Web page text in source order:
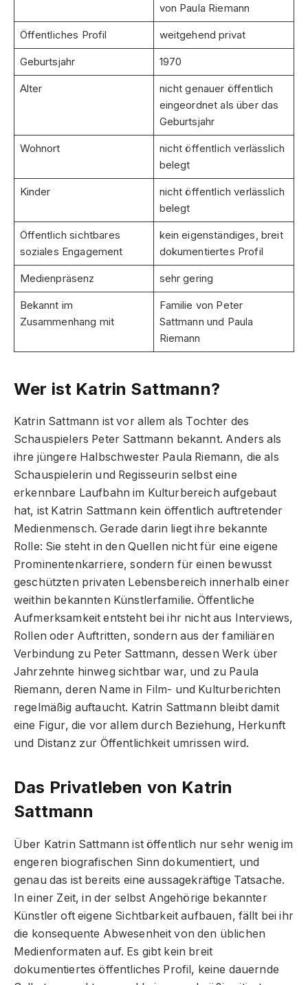
von Paula Riemann
Öffentliches Profil weitgehend privat
Geburtsjahr 1970
Alter
nicht genauer öffentlich
eingeordnet als über das
Geburtsjahr
Wohnort
nicht öffentlich verlässlich
belegt
Kinder
nicht öffentlich verlässlich
belegt
Öffentlich sichtbares
soziales Engagement
kein eigenständiges, breit
dokumentiertes Profil
Medienpräsenz sehr gering
Bekannt im
Zusammenhang mit
Familie von Peter
Sattmann und Paula
Riemann
Wer ist Katrin Sattmann?
Katrin Sattmann ist vor allem als Tochter des
Schauspielers Peter Sattmann bekannt. Anders als
ihre jüngere Halbschwester Paula Riemann, die als
Schauspielerin und Regisseurin selbst eine
erkennbare Laufbahn im Kulturbereich aufgebaut
hat, ist Katrin Sattmann kein öffentlich auftretender
Medienmensch. Gerade darin liegt ihre bekannte
Rolle: Sie steht in den Quellen nicht für eine eigene
Prominentenkarriere, sondern für einen bewusst
geschützten privaten Lebensbereich innerhalb einer
weithin bekannten Künstlerfamilie. Öffentliche
Aufmerksamkeit entsteht bei ihr nicht aus Interviews,
Rollen oder Auftritten, sondern aus der familiären
Verbindung zu Peter Sattmann, dessen Werk über
Jahrzehnte hinweg sichtbar war, und zu Paula
Riemann, deren Name in Film- und Kulturberichten
regelmäßig auftaucht. Katrin Sattmann bleibt damit
eine Figur, die vor allem durch Beziehung, Herkunft
und Distanz zur Öffentlichkeit umrissen wird.
Das Privatleben von Katrin
Sattmann
Über Katrin Sattmann ist öffentlich nur sehr wenig im
engeren biografischen Sinn dokumentiert, und
genau das ist bereits eine aussagekräftige Tatsache.
In einer Zeit, in der selbst Angehörige bekannter
Künstler oft eigene Sichtbarkeit aufbauen, fällt bei ihr
die konsequente Abwesenheit von den üblichen
Medienformaten auf. Es gibt kein breit
dokumentiertes öffentliches Profil, keine dauernde